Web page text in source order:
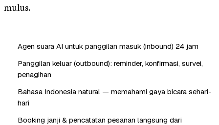
mulus.
Agen suara AI untuk panggilan masuk (inbound) 24 jam
Panggilan keluar (outbound): reminder, konfirmasi, survei,
penagihan
Bahasa Indonesia natural — memahami gaya bicara sehari-
hari
Booking janji & pencatatan pesanan langsung dari